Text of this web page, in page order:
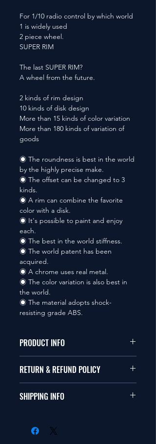
For 1/10 radio control by which world
1 is widely used
2 piece wheel.
SUPER RIM
The last SUPER RIM?
A wheel from the future.
2 kinds of rim design
10 kinds of disk design
More than 15 kinds of color variation
More than 180 kinds of variation of
goods
◉ The roundness is best in the world
by the highly precise make.
◉ The offset can be changed to 3
kinds.
◉ A rim can combine the favorite
color with a disk.
◉ It's possible to paint and enjoy
each.
◉ The best in the world stiffness.
◉ The world patent has been
acquired.
◉ A chrome uses real metal.
◉ The color variation is also best in
the world.
◉ The material adopts shock-
resisting grade ABS.
PRODUCT INFO
本品は1/10サイズのラジオコント
This items fit in with 1/10 sizes of
RETURN & REFUND POLICY
商品に明らかな欠陥がないかぎり
isn't accepted in goods.
SHIPPING INFO
します。海外への出荷は入金確認